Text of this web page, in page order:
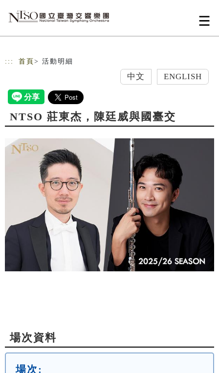
::: 首頁 > 活動明細
中文 ENGLISH
NTSO 莊東杰，陳廷威與國臺交
場次資料
場次: